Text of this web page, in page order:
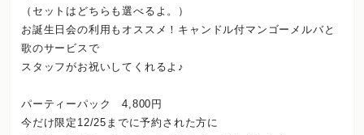
（セットはどちらも選べるよ。）
お誕生日会の利用もオススメ！キャンドル付マンゴーメルバと
歌のサービスで
スタッフがお祝いしてくれるよ♪
パーティーパック 4,800円
今だけ限定12/25までに予約された方に